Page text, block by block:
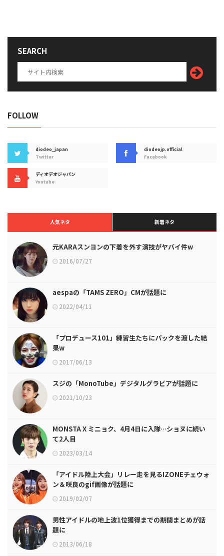
SEARCH
FOLLOW
diodeo_japan
Twitter
diodeojp.official
Facebook
ディオデオジャパン
Youtube
人気ネタ 新着ネタ
元KARAスンヨンの下着を外す演技がヤバイ件w
2016/07/27
aespaの「TAMS ZERO」CMが話題に
2022/04/11
「プロデュース101」練習生たちにパックを渡した結
果w
2017/06/13
スジの「MonoTube」デジタルグラビアが話題に
2021/10/23
MONSTA X ミニョク、4月4日に入隊…ショヌに続い
て2人目
2023/03/14
「アイドル陸上大会」リレー走を見るIZONEチェウォ
ン＆咲良のgif画像が話題に
2019/02/07
男性アイドルの地上波1位獲得までの期間まとめが話
題に
2013/06/18